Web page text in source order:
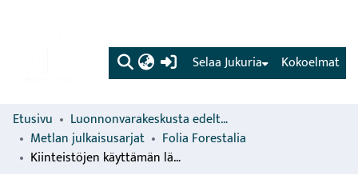
(current) Kokoelmat
Selaa Jukuria
Etusivu
Luonnonvarakeskusta edeltävien organisaatioiden sarjat
Metlan julkaisusarjat
Folia Forestalia
Kiinteistöjen käyttämän lämpöenergian ominaiskulutus.